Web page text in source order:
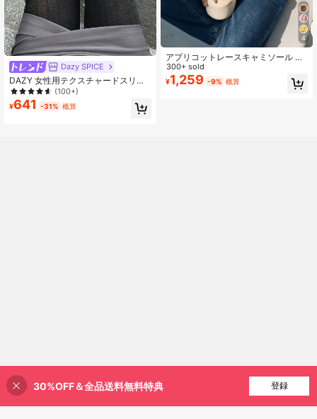
Dazy SPICE
DAZY 女性用テクスチャードスリム
フィットフットレスタイツ
(100+)
¥641 -31% 概算
4
アプリコットレースキャミソール セ
クシートップ、レース切り替えのソ
リッドウーブン生地、デートナイ
ト、ビーチパーティー、夏に最適
300+ sold
¥1,259 -9% 概算
62% 割引！ 買い物かごに追加
30%OFF＆全品送料無料特典 登録